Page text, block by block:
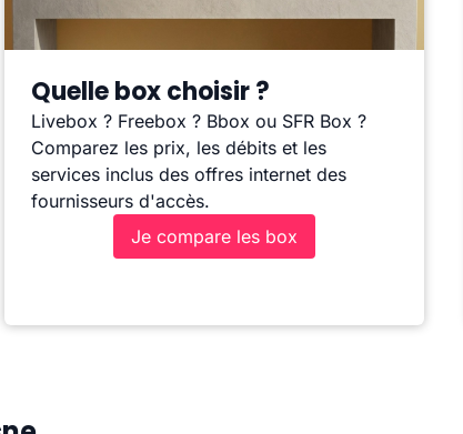
Quelle box choisir ?
Livebox ? Freebox ? Bbox ou SFR Box ?
Comparez les prix, les débits et les
services inclus des offres internet des
fournisseurs d'accès.
Je compare les box